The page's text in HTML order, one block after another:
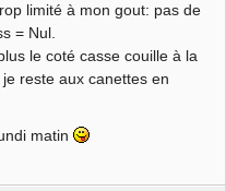
limité à mon gout: pas de
= Nul.
le coté casse couille à la
reste aux canettes en
matin